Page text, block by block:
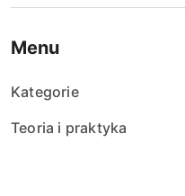
Menu
Kategorie
Teoria i praktyka